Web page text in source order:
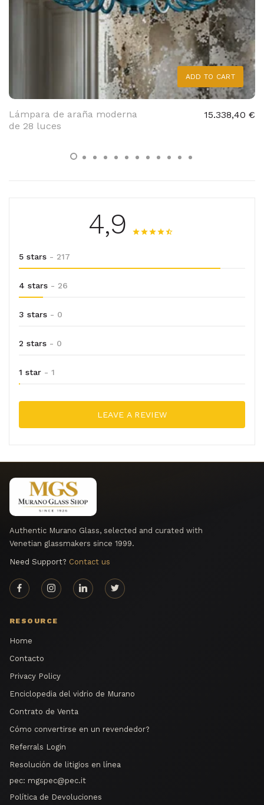
ADD TO CART
Lámpara de araña moderna
de 28 luces
15.338,40 €
4,9
5 stars - 217
4 stars - 26
3 stars - 0
2 stars - 0
1 star - 1
LEAVE A REVIEW
Authentic Murano Glass, selected and curated with
Venetian glassmakers since 1999.
Need Support? Contact us
RESOURCE
Home
Contacto
Privacy Policy
Enciclopedia del vidrio de Murano
Contrato de Venta
Cómo convertirse en un revendedor?
Referrals Login
Resolución de litigios en línea
pec: mgspec@pec.it
Política de Devoluciones